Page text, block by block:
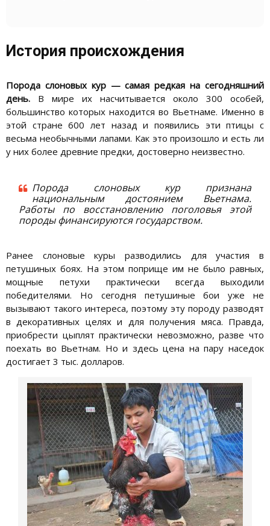
История происхождения
Порода слоновых кур — самая редкая на сегодняшний
день. В мире их насчитывается около 300 особей,
большинство которых находится во Вьетнаме. Именно в
этой стране 600 лет назад и появились эти птицы с
весьма необычными лапами. Как это произошло и есть ли
у них более древние предки, достоверно неизвестно.
Порода слоновых кур признана
национальным достоянием Вьетнама.
Работы по восстановлению поголовья этой
породы финансируются государством.
Ранее слоновые куры разводились для участия в
петушиных боях. На этом поприще им не было равных,
мощные петухи практически всегда выходили
победителями. Но сегодня петушиные бои уже не
вызывают такого интереса, поэтому эту породу разводят
в декоративных целях и для получения мяса. Правда,
приобрести цыплят практически невозможно, разве что
поехать во Вьетнам. Но и здесь цена на пару наседок
достигает 3 тыс. долларов.